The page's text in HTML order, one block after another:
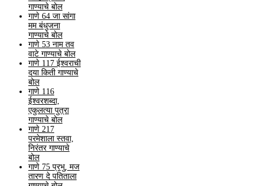
गाण्याचे बोल
गाणे 64 जा सांगा
मम बंधुजना
गाण्याचे बोल
गाणे 53 नाम तव
वाटे गाण्याचे बोल
गाणे 117 ईश्वराची
दया किती गाण्याचे
बोल
गाणे 116
ईश्वरशब्दा,
एकुलत्या पुत्रा
गाण्याचे बोल
गाणे 217
परमेशाला स्तवा,
निरंतर गाण्याचे
बोल
गाणे 75 प्रभु, मज
तारण दे पतिताला